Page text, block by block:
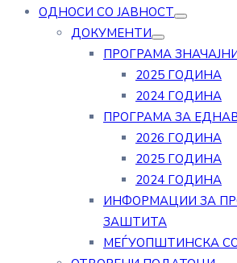
ОДНОСИ СО ЈАВНОСТ
ДОКУМЕНТИ
ПРОГРАМА
2025 ГОДИНА
2024 ГОДИНА
ПРОГРАМА ЗА
2026 ГОДИНА
2025 ГОДИНА
2024 ГОДИНА
ИНФОРМАЦИИ ЗА
ЗАШТИТА
МЕЃУОПШТИНСКА